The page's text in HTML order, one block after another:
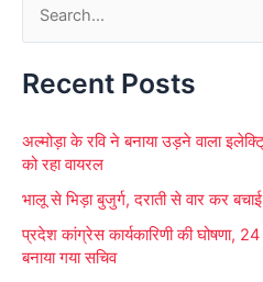
a
c
o
Recent Posts
अल्मोड़ा के रवि ने बनाया उड़ने वाला
को रहा वायरल
भालू से भिड़ा बुजुर्ग, दराती से वार कर
प्रदेश कांग्रेस कार्यकारिणी की घोषणा,
बनाया गया सचिव